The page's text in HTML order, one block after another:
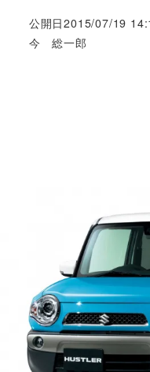
公開日2015/07/19
著
今 総一郎